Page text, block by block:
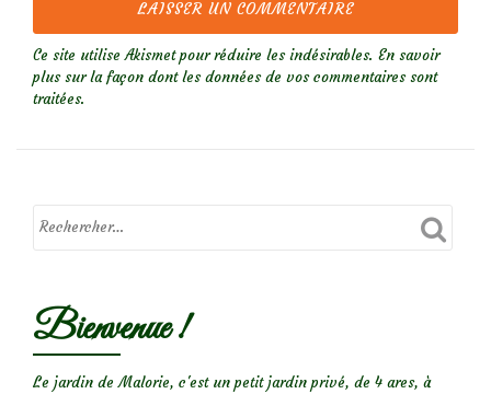
Ce site utilise Akismet pour réduire les indésirables. En savoir
plus sur la façon dont les données de vos commentaires sont
traitées.
Bienvenue !
Le jardin de Malorie, c'est un petit jardin privé, de 4 ares, à